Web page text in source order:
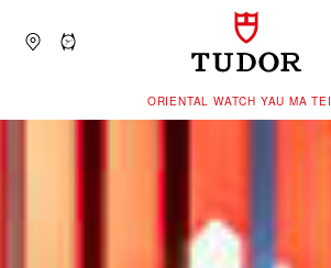
‭ORIENTAL WATCH YAU MA TEI‬